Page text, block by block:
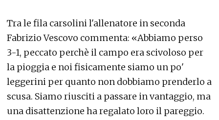
Tra le fila carsolini l'allenatore in seconda
Fabrizio Vescovo commenta: «Abbiamo perso
3-1, peccato perchè il campo era scivoloso per
la pioggia e noi fisicamente siamo un po'
leggerini per quanto non dobbiamo prenderlo a
scusa. Siamo riusciti a passare in vantaggio, ma
una disattenzione ha regalato loro il pareggio.